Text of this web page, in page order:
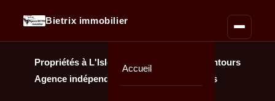
Bietrix immobilier
Accueil
Propriétés à L'Isle-Adam & Parmain et alentours
Agence indépendante = honoraires réduits